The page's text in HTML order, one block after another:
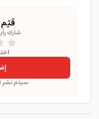
شارك
سيتم نشر